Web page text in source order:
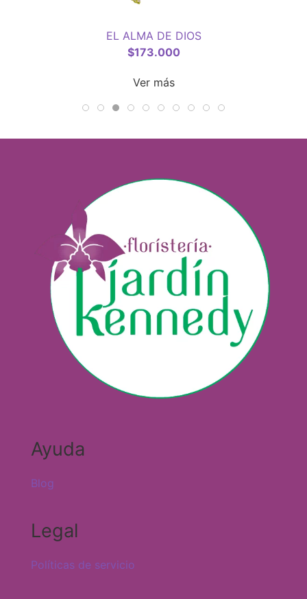
EL ALMA DE DIOS
$173.000
Ver más
Ayuda
Blog
Legal
Políticas de servicio